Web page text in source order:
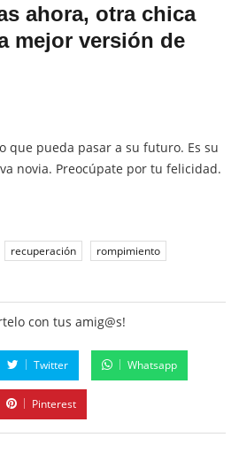
ahora, otra chica
mejor versión de
que pueda pasar a su futuro. Es su
novia. Preocúpate por tu felicidad.
recuperación rompimiento
con tus amig@s!
Twitter Whatsapp
Pinterest